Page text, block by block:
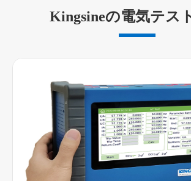
Kingsineの電気テス